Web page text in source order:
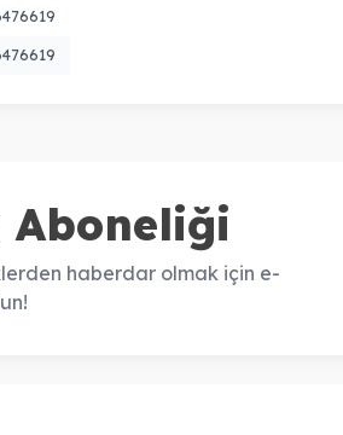
Aboneliği
haberdar olmak için e-